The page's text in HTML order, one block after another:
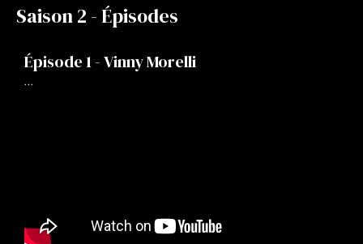
Saison 2 - Épisodes
Épisode 1 - Vinny Morelli
…